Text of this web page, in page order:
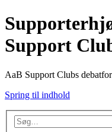
Support
AaB Support Clubs
Spring til indhold